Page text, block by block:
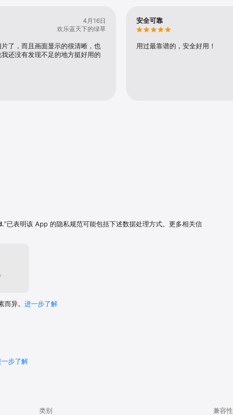
4月16日
欢乐蓝天下的绿草
了，而且画面显示的很清晰，也
还没有发现不足的地方挺好用的
安全可靠
用过最靠谱的，安全好用！
”已表明该 App 的隐私规范可能包括下述数据处理方式。更多相关信
异。 进一步了解
一步了解
类别
兼容性